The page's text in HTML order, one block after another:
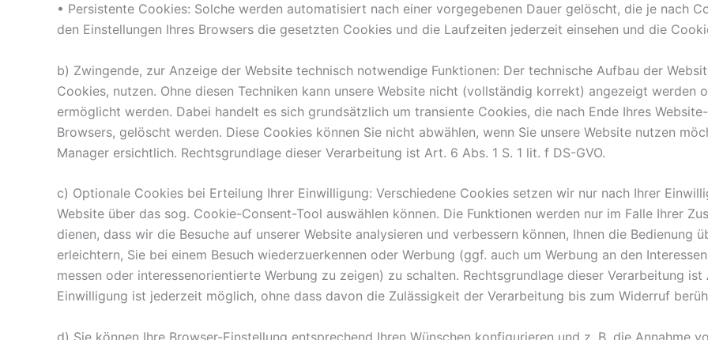
• Persistente Cookies: Solche werden automatisiert nach einer vorgegebenen Dauer gelöscht, die je nach
den Einstellungen Ihres Browsers die gesetzten Cookies und die Laufzeiten jederzeit einsehen und die
b) Zwingende, zur Anzeige der Website technisch notwendige Funktionen: Der technische Aufbau der
Cookies, nutzen. Ohne diesen Techniken kann unsere Website nicht (vollständig korrekt) angezeigt
ermöglicht werden. Dabei handelt es sich grundsätzlich um transiente Cookies, die nach Ende Ihres
Browsers, gelöscht werden. Diese Cookies können Sie nicht abwählen, wenn Sie unsere Website nutzen
Manager ersichtlich. Rechtsgrundlage dieser Verarbeitung ist Art. 6 Abs. 1 S. 1 lit. f DS-GVO.
c) Optionale Cookies bei Erteilung Ihrer Einwilligung: Verschiedene Cookies setzen wir nur nach Ihrer
Website über das sog. Cookie-Consent-Tool auswählen können. Die Funktionen werden nur im Falle Ihrer
dienen, dass wir die Besuche auf unserer Website analysieren und verbessern können, Ihnen die Bedienung
erleichtern, Sie bei einem Besuch wiederzuerkennen oder Werbung (ggf. auch um Werbung an den
messen oder interessenorientierte Werbung zu zeigen) zu schalten. Rechtsgrundlage dieser Verarbeitung
Einwilligung ist jederzeit möglich, ohne dass davon die Zulässigkeit der Verarbeitung bis zum Widerruf
d) Sie können Ihre Browser-Einstellung entsprechend Ihren Wünschen konfigurieren und z. B. die Annahme